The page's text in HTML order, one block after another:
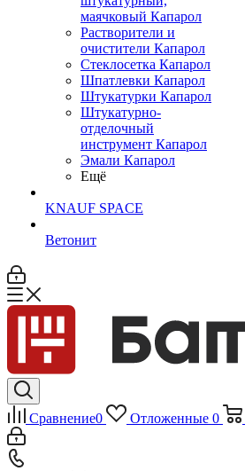
маячковый Капарол
Растворители и
очистители Капарол
Cтеклосетка Капарол
Шпатлевки Капарол
Штукатурки Капарол
Штукатурно-
отделочный
инструмент Капарол
Эмали Капарол
Ещё
KNAUF SPACE
Ветонит
Сравнение0 Отложенные 0